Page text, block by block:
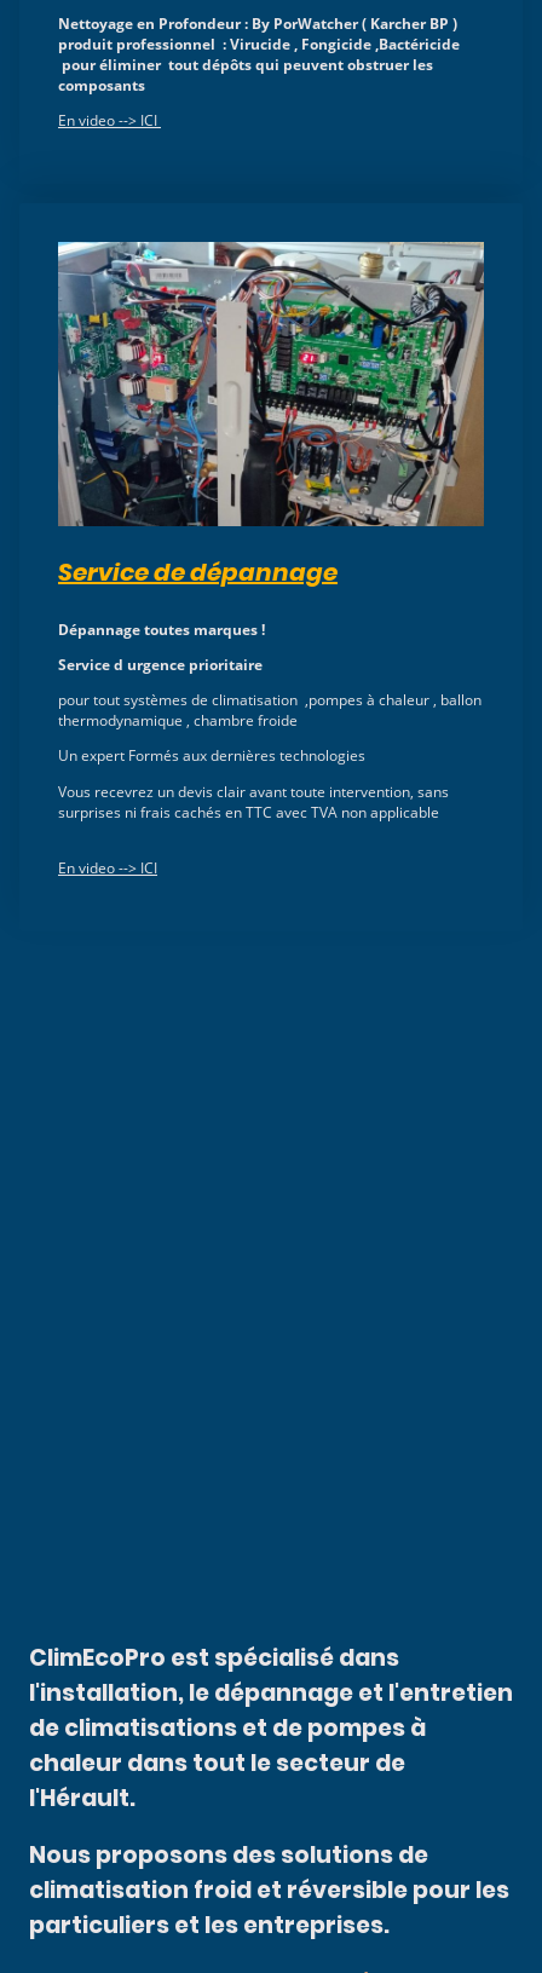
Nettoyage en Profondeur : By PorWatcher ( Karcher BP )
produit professionnel : Virucide , Fongicide ,Bactéricide
pour éliminer tout dépôts qui peuvent obstruer les
composants
En video --> ICI
Service de dépannage
Dépannage toutes marques !
Service d urgence prioritaire
pour tout systèmes de climatisation ,pompes à chaleur , ballon
thermodynamique , chambre froide
Un expert Formés aux dernières technologies
Vous recevrez un devis clair avant toute intervention, sans
surprises ni frais cachés en TTC avec TVA non applicable
En video --> ICI
ClimEcoPro est spécialisé dans
l'installation, le dépannage et l'entretien
de climatisations et de pompes à
chaleur dans tout le secteur de
l'Hérault.
Nous proposons des solutions de
climatisation froid et réversible pour les
particuliers et les entreprises.